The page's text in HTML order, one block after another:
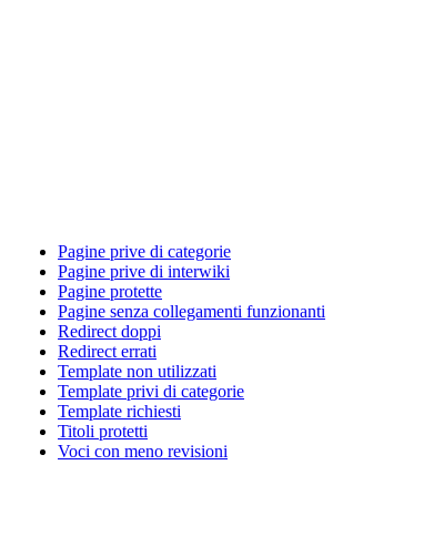
Pagine prive di categorie
Pagine prive di interwiki
Pagine protette
Pagine senza collegamenti funzionanti
Redirect doppi
Redirect errati
Template non utilizzati
Template privi di categorie
Template richiesti
Titoli protetti
Voci con meno revisioni